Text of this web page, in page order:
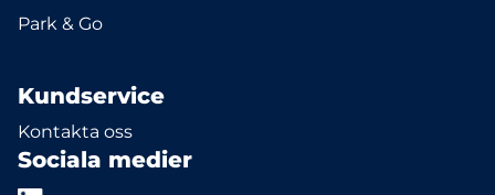
Park & Go
Kundservice
Kontakta oss
Sociala medier